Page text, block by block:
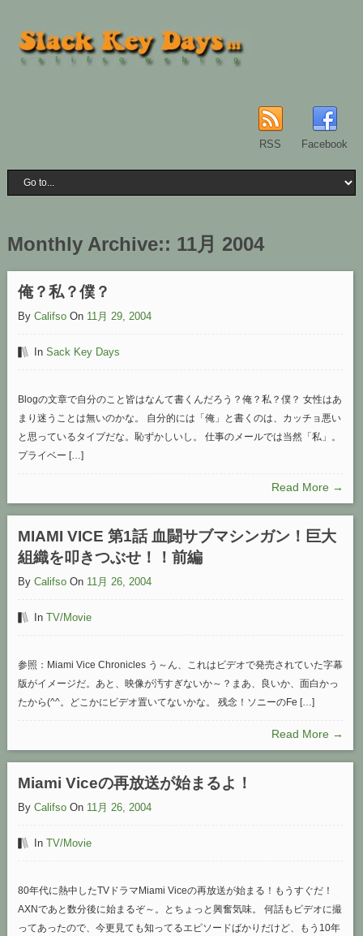
RSS Facebook
Monthly Archive:: 11月 2004
俺？私？僕？
By Califso On 11月 29, 2004
In Sack Key Days
Blogの文章で自分のこと皆はなんて書くんだろう？俺？私？僕？ 女性はあ
まり迷うことは無いのかな。 自分的には「俺」と書くのは、カッチョ悪い
と思っているタイプだな。恥ずかしいし。 仕事のメールでは当然「私」。
プライベー […]
Read More →
MIAMI VICE 第1話 血闘サブマシンガン！巨大
組織を叩きつぶせ！！前編
By Califso On 11月 26, 2004
In TV/Movie
参照：Miami Vice Chronicles う～ん、これはビデオで発売されていた字幕
版がイメージだ。あと、映像が汚すぎないか～？まあ、良いか、面白かっ
たから(^^。どこかにビデオ置いてないかな。 残念！ソニーのFe […]
Read More →
Miami Viceの再放送が始まるよ！
By Califso On 11月 26, 2004
In TV/Movie
80年代に熱中したTVドラマMiami Viceの再放送が始まる！もうすぐだ！
AXNであと数分後に始まるぞ～。とちょっと興奮気味。 何話もビデオに撮
ってあったので、今更見ても知ってるエピソードばかりだけど、もう10年